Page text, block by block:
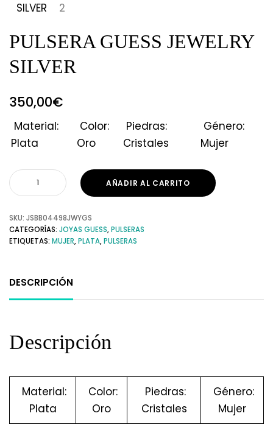
PULSERA GUESS JEWELRY
SILVER
350,00€
Material:
Plata
Color:
Oro
Piedras:
Cristales
Género:
Mujer
AÑADIR AL CARRITO
SKU: JSBB04498JWYGS
CATEGORÍAS: JOYAS GUESS,PULSERAS
ETIQUETAS: MUJER,PLATA,PULSERAS
DESCRIPCIÓN
Descripción
Material:
Plata
Color:
Oro
Piedras:
Cristales
Género:
Mujer